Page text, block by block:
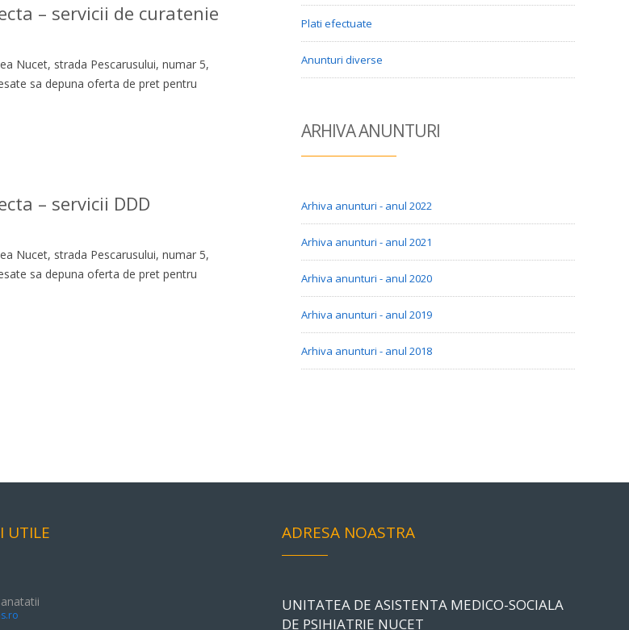
– servicii de curatenie
Nucet, strada Pescarusului, numar 5,
sa depuna oferta de pret pentru
– servicii DDD
Nucet, strada Pescarusului, numar 5,
sa depuna oferta de pret pentru
Plati efectuate
Anunturi diverse
ARHIVA ANUNTURI
Arhiva anunturi - anul 2022
Arhiva anunturi - anul 2021
Arhiva anunturi - anul 2020
Arhiva anunturi - anul 2019
Arhiva anunturi - anul 2018
UTILE ADRESA NOASTRA
UNITATEA DE ASISTENTA MEDICO-SOCIALA
DE PSIHIATRIE NUCET